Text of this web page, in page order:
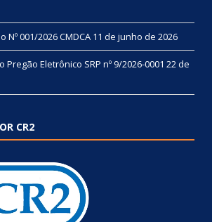
Nº 001/2026 CMDCA 11 de junho de 2026
Eletrônico SRP nº 9/2026-0001 22 de
CR2